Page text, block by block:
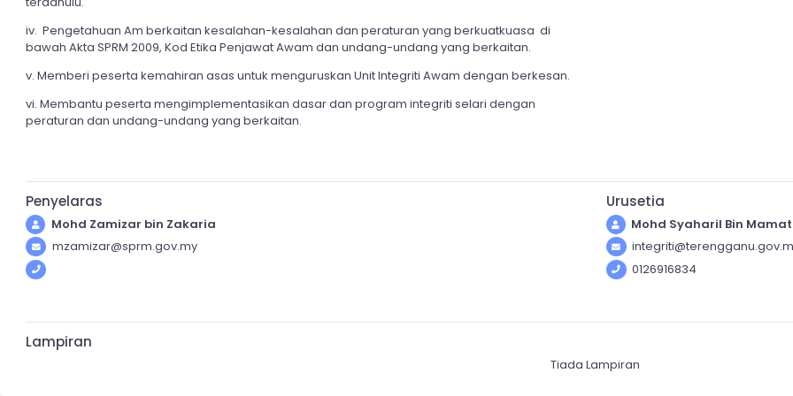
iv. Pengetahuan Am berkaitan kesalahan-kesalahan dan peraturan yang berkuatkuasa di
bawah Akta SPRM 2009, Kod Etika Penjawat Awam dan undang-undang yang berkaitan.
v. Memberi peserta kemahiran asas untuk menguruskan Unit Integriti Awam dengan berkesan.
vi. Membantu peserta mengimplementasikan dasar dan program integriti selari dengan
peraturan dan undang-undang yang berkaitan.
Penyelaras
Mohd Zamizar bin Zakaria
mzamizar@sprm.gov.my
Urusetia
Mohd Syaharil Bin Mamat
0126916834
Lampiran
Tiada Lampiran